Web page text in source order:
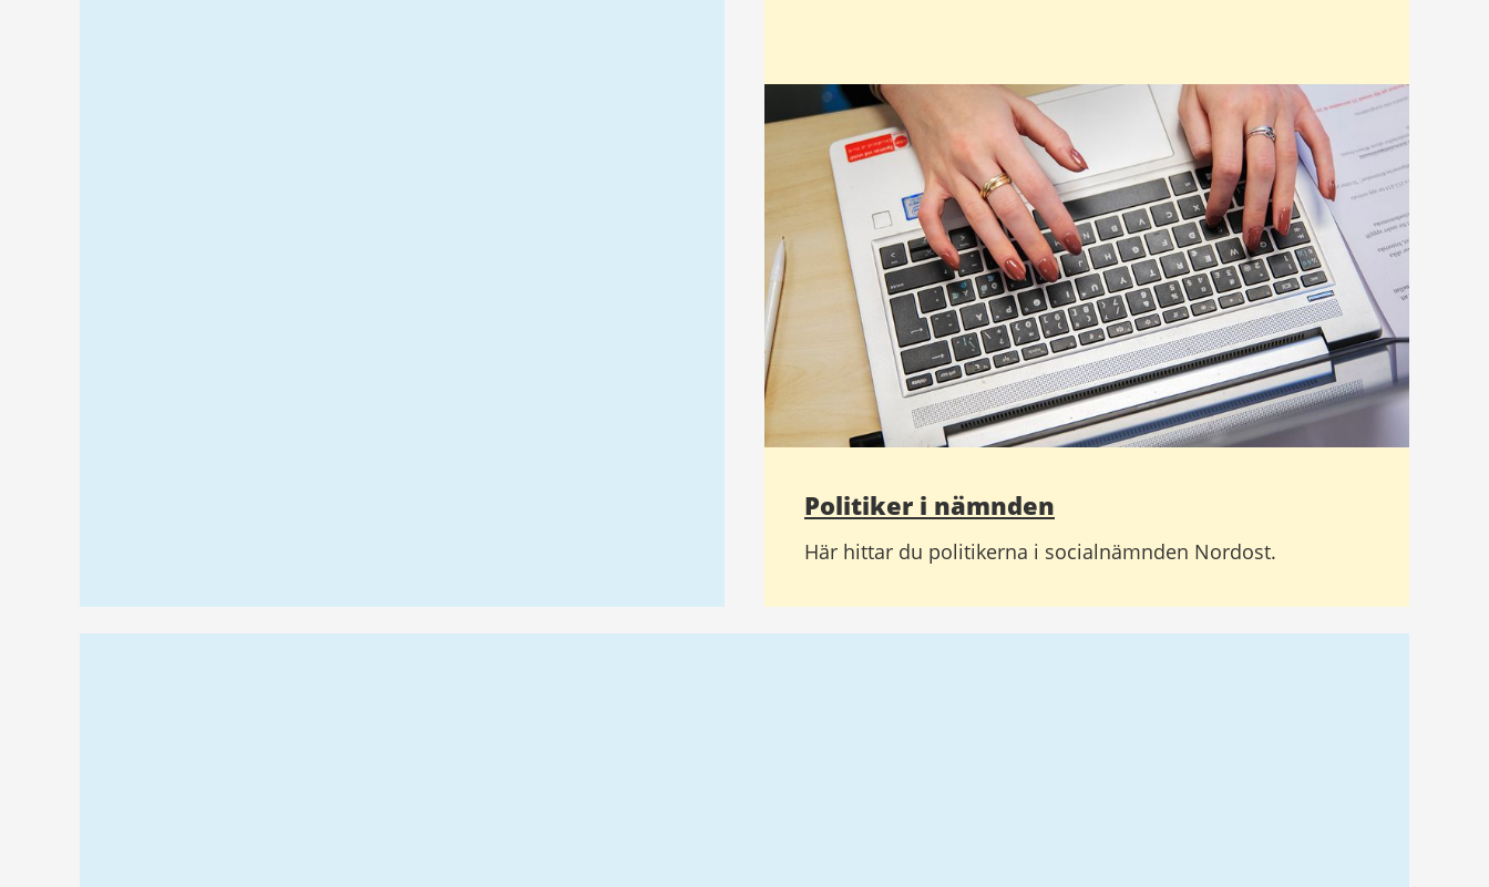
Politiker i nämnden
Här hittar du politikerna i socialnämnden Nordost.